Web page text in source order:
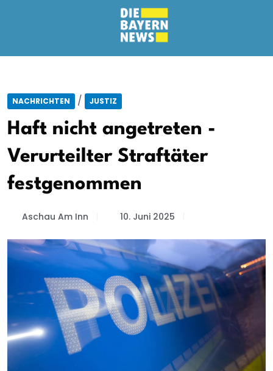
NACHRICHTEN / JUSTIZ
Haft nicht angetreten -
Verurteilter Straftäter
festgenommen
Aschau Am Inn 10. Juni 2025